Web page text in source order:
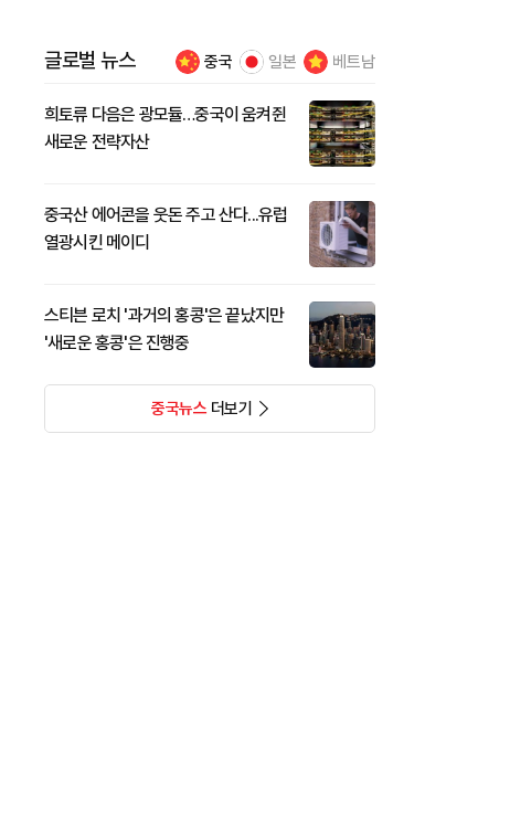
글로벌 뉴스 중국 일본 베트남
희토류 다음은 광모듈…중국이 움켜쥔
새로운 전략자산
중국산 에어콘을 웃돈 주고 산다...유럽
열광시킨 메이디
스티븐 로치 '과거의 홍콩'은 끝났지만
'새로운 홍콩'은 진행중
중국뉴스더보기